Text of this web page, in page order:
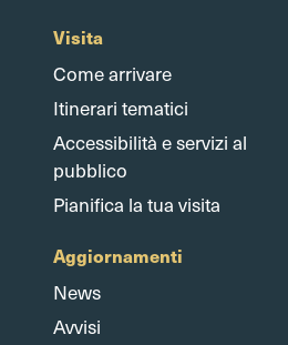
Visita
Come arrivare
Itinerari tematici
Accessibilità e servizi al
pubblico
Pianifica la tua visita
Aggiornamenti
News
Avvisi